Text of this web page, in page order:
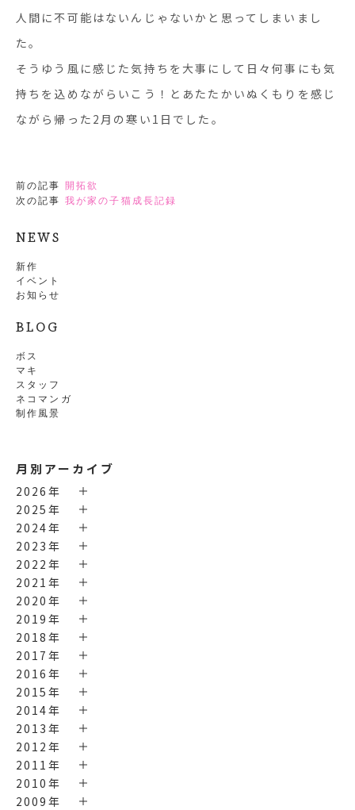
NEWS
新作
イベント
お知らせ
BLOG
ボス
マキ
スタッフ
ネコマンガ
制作風景
月別アーカイブ
2026年
2025年
2024年
2023年
2022年
2021年
2020年
2019年
2018年
2017年
2016年
2015年
2014年
2013年
2012年
2011年
2010年
2009年
人間に不可能はないんじゃないかと思ってしまいまし
た。
そうゆう風に感じた気持ちを大事にして日々何事にも気
持ちを込めながらいこう！とあたたかいぬくもりを感じ
ながら帰った2月の寒い1日でした。
前の記事 開拓欲
次の記事 我が家の子猫成長記録